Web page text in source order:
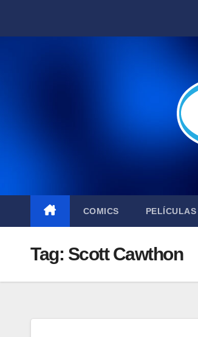
COMICS PELÍCULAS
Tag: Scott Cawthon